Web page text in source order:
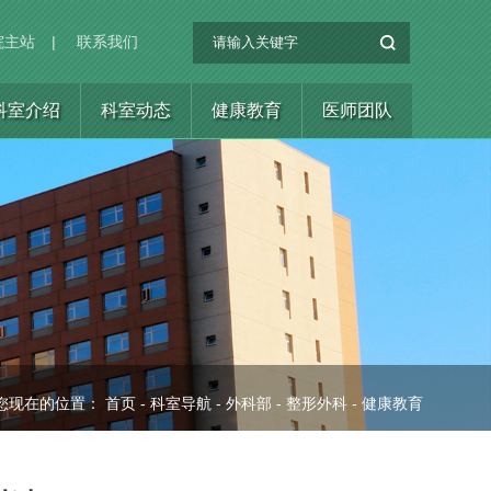
主站 | 联系我们
室介绍 科室动态 健康教育 医师团队
现在的位置： 首页 - 科室导航 - 外科部 - 整形外科 - 健康教育